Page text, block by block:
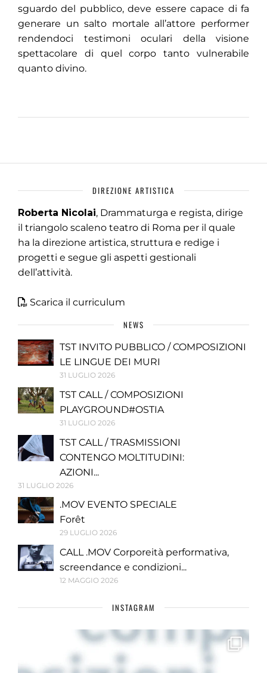
sguardo del pubblico, deve essere capace di fa
generare un salto mortale all’attore performer
rendendoci testimoni oculari della visione
spettacolare di quel corpo tanto vulnerabile
quanto divino.
DIREZIONE ARTISTICA
Roberta Nicolai, Drammaturga e regista, dirige
il triangolo scaleno teatro di Roma per il quale
ha la direzione artistica, struttura e redige i
progetti e segue gli aspetti gestionali
dell’attività.
Scarica il curriculum
NEWS
TST INVITO PUBBLICO / COMPOSIZIONI
LE LINGUE DEI MURI
31 LUGLIO 2026
TST CALL / COMPOSIZIONI
PLAYGROUND#OSTIA
31 LUGLIO 2026
TST CALL / TRASMISSIONI
CONTENGO MOLTITUDINI:
AZIONI...
31 LUGLIO 2026
.MOV EVENTO SPECIALE
Forêt
29 LUGLIO 2026
CALL .MOV Corporeità performativa,
screendance e condizioni...
12 MAGGIO 2026
INSTAGRAM